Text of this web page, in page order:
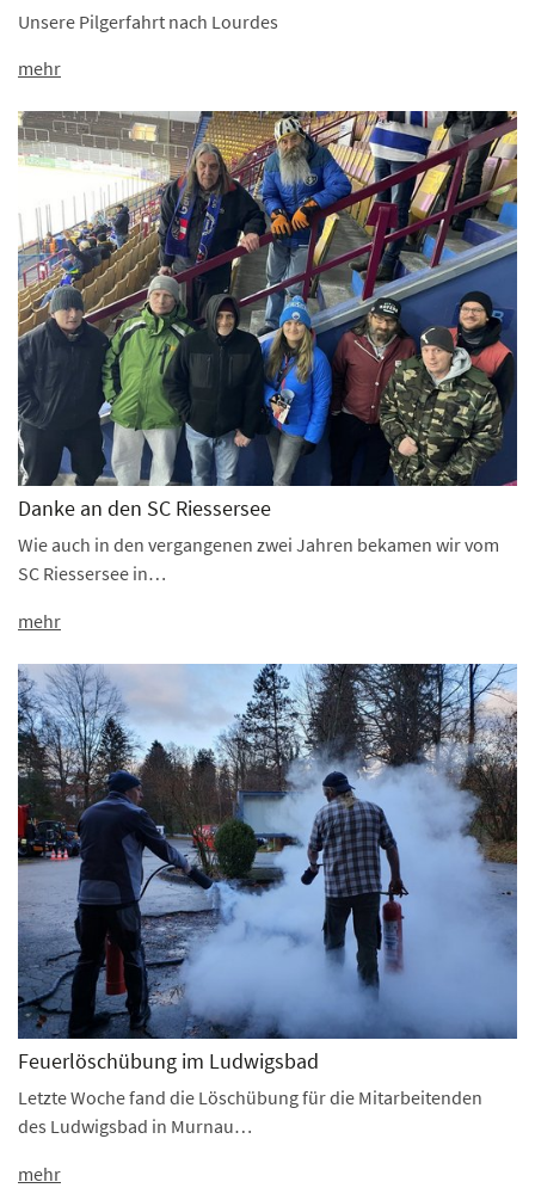
Unsere Pilgerfahrt nach Lourdes
mehr
Danke an den SC Riessersee
Wie auch in den vergangenen zwei Jahren bekamen wir vom
SC Riessersee in…
mehr
Feuerlöschübung im Ludwigsbad
Letzte Woche fand die Löschübung für die Mitarbeitenden
des Ludwigsbad in Murnau…
mehr